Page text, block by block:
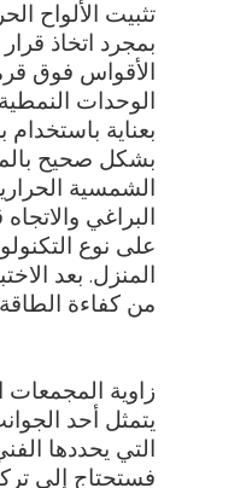
تثبيت الألواح
بمجرد اتخاذ
الأقواس فوق
الوحدات
بعناية
بشكل صحيح
الشمسية
البراغي
على نوع
المنزل. بعد
من كفاءة
زاوية المجمعات
يتمثل أحد
التي يحددها